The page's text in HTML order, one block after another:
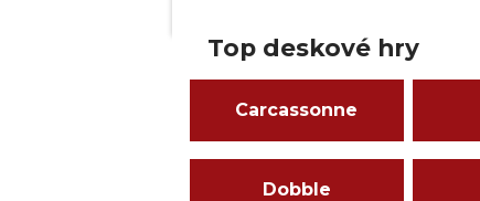
Top deskové hry
Carcassonne
Dobble